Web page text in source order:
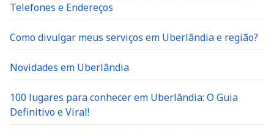
Telefones e Endereços
Como divulgar meus serviços em Uberlândia e região?
Novidades em Uberlândia
100 lugares para conhecer em Uberlândia: O Guia
Definitivo e Viral!